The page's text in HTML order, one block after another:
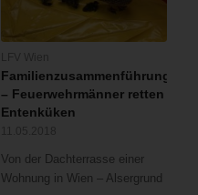
Familienzusammenführung
– Feuerwehrmänner retten
Entenküken
Von der Dachterrasse einer
Wohnung in Wien – Alsergrund